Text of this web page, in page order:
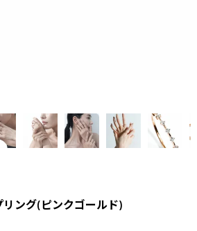
ング(ピンクゴールド)